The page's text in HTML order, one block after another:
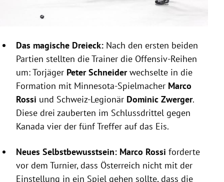
Das magische Dreieck: Nach den ersten beiden
Partien stellten die Trainer die Offensiv-Reihen
um: Torjäger Peter Schneiderwechselte in die
Formation mit Minnesota-Spielmacher Marco
Rossi und Schweiz-Legionär Dominic Zwerger.
Diese drei zauberten im Schlussdrittel gegen
Kanada vier der fünf Treffer auf das Eis.
Neues Selbstbewusstsein: Marco Rossi forderte
vor dem Turnier, dass Österreich nicht mit der
Einstellung in ein Spiel gehen sollte, dass die